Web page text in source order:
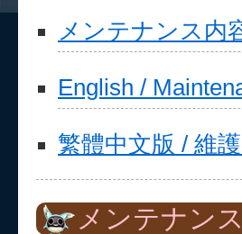
メンテナンス内
English /
繁體中文版 / 維
メンテナン